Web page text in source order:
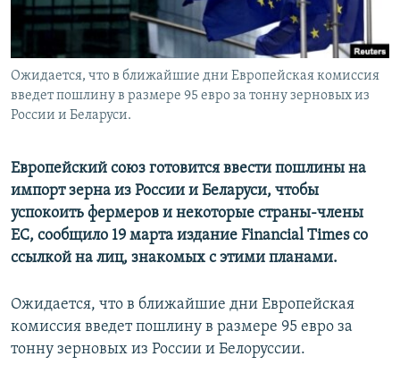
ПОБЕДИТЕЛЕЙ НЕ СУДЯТ?
КРЫМ.НЕПОКОРЕННЫЙ
ELIFBE
УКРАИНСКАЯ ПРОБЛЕМА КРЫМА
ПРИСОЕДИНЯЙТЕСЬ!
Ожидается, что в ближайшие дни Европейская комиссия
введет пошлину в размере 95 евро за тонну зерновых из
России и Беларуси.
Европейский союз готовится ввести пошлины на
импорт зерна из России и Беларуси, чтобы
успокоить фермеров и некоторые страны-члены
ЕС, сообщило 19 марта издание Financial Times со
ссылкой на лиц, знакомых с этими планами.
Ожидается, что в ближайшие дни Европейская
комиссия введет пошлину в размере 95 евро за
тонну зерновых из России и Белоруссии.